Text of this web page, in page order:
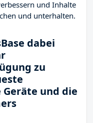
und Inhalte
und unterhalten.
dabei
zu
und die